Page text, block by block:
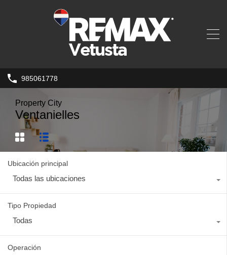
985061778
Property City
Ventanielles
Ubicación principal
Todas las ubicaciones
Tipo Propiedad
Todas
Operación